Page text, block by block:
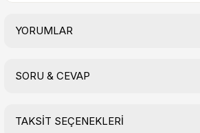
YORUMLAR
SORU & CEVAP
TAKSİT SEÇENEKLERİ